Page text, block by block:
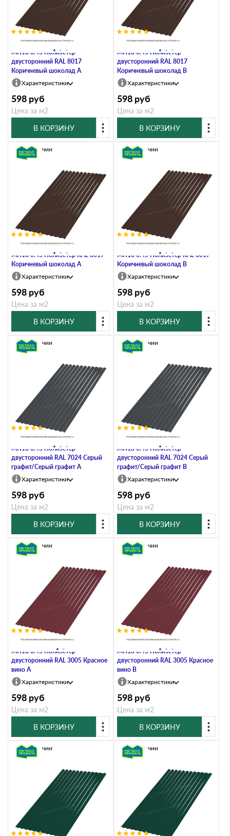
Профлист Металл Профиль
МП18 0.45 Полиэстер
двусторонний RAL 8017
Коричневый шоколад A
Характеристики
598 руб
Цена за м2
В КОРЗИНУ
Профлист Металл Профиль
МП18 0.45 Полиэстер
двусторонний RAL 8017
Коричневый шоколад B
Характеристики
598 руб
Цена за м2
В КОРЗИНУ
Профлист Металл Профиль
МП18 0.45 Полиэстер RAL 8017
Коричневый шоколад A
В наличии
Характеристики
598 руб
Цена за м2
В КОРЗИНУ
Профлист Металл Профиль
МП18 0.45 Полиэстер RAL 8017
Коричневый шоколад B
В наличии
Характеристики
598 руб
Цена за м2
В КОРЗИНУ
Профлист Металл Профиль
МП18 0.45 Полиэстер
двусторонний RAL 7024 Серый
графит/Серый графит A
В наличии
Характеристики
598 руб
Цена за м2
В КОРЗИНУ
Профлист Металл Профиль
МП18 0.45 Полиэстер
двусторонний RAL 7024 Серый
графит/Серый графит B
В наличии
Характеристики
598 руб
Цена за м2
В КОРЗИНУ
Профлист Металл Профиль
МП18 0.45 Полиэстер
двусторонний RAL 3005 Красное
вино A
В наличии
Характеристики
598 руб
Цена за м2
В КОРЗИНУ
Профлист Металл Профиль
МП18 0.45 Полиэстер
двусторонний RAL 3005 Красное
вино B
В наличии
Характеристики
598 руб
Цена за м2
В КОРЗИНУ
В наличии В наличии